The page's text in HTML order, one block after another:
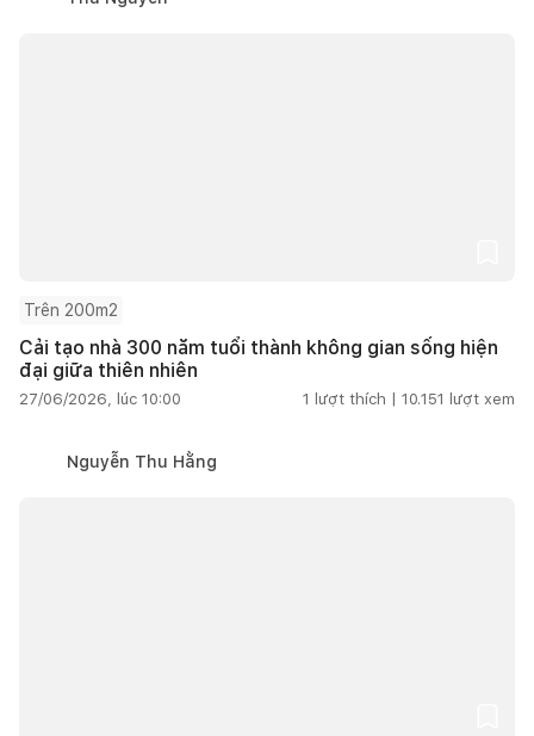
Trên 200m2
Cải tạo nhà 300 năm tuổi thành không gian sống hiện
đại giữa thiên nhiên
27/06/2026, lúc 10:00 1 lượt thích | 10.151 lượt xem
Nguyễn Thu Hằng